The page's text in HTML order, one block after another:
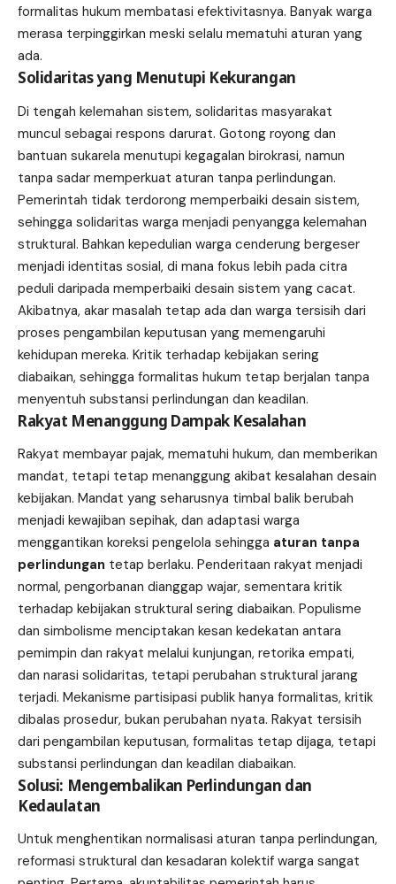
formalitas hukum membatasi efektivitasnya. Banyak warga
merasa terpinggirkan meski selalu mematuhi aturan yang
ada.
Solidaritas yang Menutupi Kekurangan
Di tengah kelemahan sistem, solidaritas masyarakat
muncul sebagai respons darurat. Gotong royong dan
bantuan sukarela menutupi kegagalan birokrasi, namun
tanpa sadar memperkuat aturan tanpa perlindungan.
Pemerintah tidak terdorong memperbaiki desain sistem,
sehingga solidaritas warga menjadi penyangga kelemahan
struktural. Bahkan kepedulian warga cenderung bergeser
menjadi identitas sosial, di mana fokus lebih pada citra
peduli daripada memperbaiki desain sistem yang cacat.
Akibatnya, akar masalah tetap ada dan warga tersisih dari
proses pengambilan keputusan yang memengaruhi
kehidupan mereka. Kritik terhadap kebijakan sering
diabaikan, sehingga formalitas hukum tetap berjalan tanpa
menyentuh substansi perlindungan dan keadilan.
Rakyat Menanggung Dampak Kesalahan
Rakyat membayar pajak, mematuhi hukum, dan memberikan
mandat, tetapi tetap menanggung akibat kesalahan desain
kebijakan. Mandat yang seharusnya timbal balik berubah
menjadi kewajiban sepihak, dan adaptasi warga
menggantikan koreksi pengelola sehingga aturan tanpa
perlindungan tetap berlaku. Penderitaan rakyat menjadi
normal, pengorbanan dianggap wajar, sementara kritik
terhadap kebijakan struktural sering diabaikan. Populisme
dan simbolisme menciptakan kesan kedekatan antara
pemimpin dan rakyat melalui kunjungan, retorika empati,
dan narasi solidaritas, tetapi perubahan struktural jarang
terjadi. Mekanisme partisipasi publik hanya formalitas, kritik
dibalas prosedur, bukan perubahan nyata. Rakyat tersisih
dari pengambilan keputusan, formalitas tetap dijaga, tetapi
substansi perlindungan dan keadilan diabaikan.
Solusi: Mengembalikan Perlindungan dan
Kedaulatan
Untuk menghentikan normalisasi aturan tanpa perlindungan,
reformasi struktural dan kesadaran kolektif warga sangat